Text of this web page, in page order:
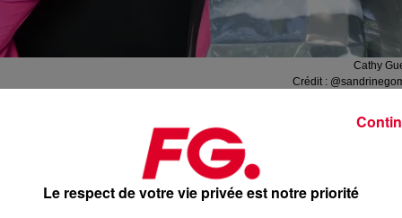
Cathy
Crédit :
entre amis, ou entre collègues, réside notamment dans
Le respect de votre vie privée est notre priorité